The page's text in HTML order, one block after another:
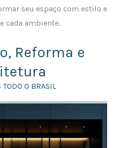
seu espaço com estilo e
cada ambiente.
Reforma e
O BRASIL